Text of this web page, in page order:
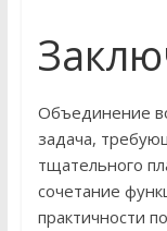
Объединение
задача,
тщательного
сочетание
практичности